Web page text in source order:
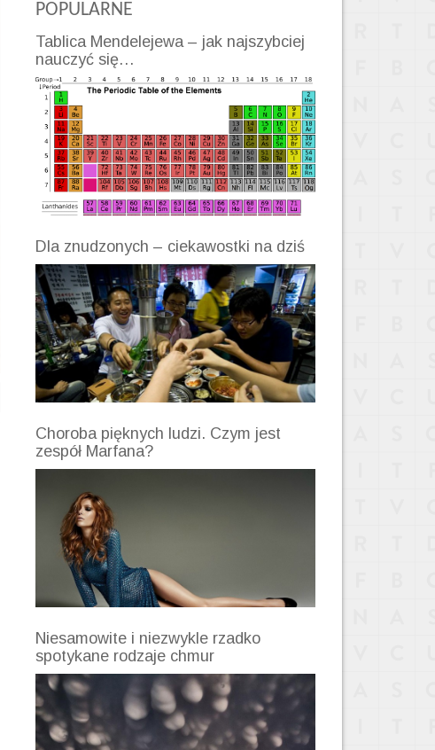
POPULARNE
Tablica Mendelejewa – jak najszybciej
nauczyć się…
Dla znudzonych – ciekawostki na dziś
Choroba pięknych ludzi. Czym jest
zespół Marfana?
Niesamowite i niezwykle rzadko
spotykane rodzaje chmur